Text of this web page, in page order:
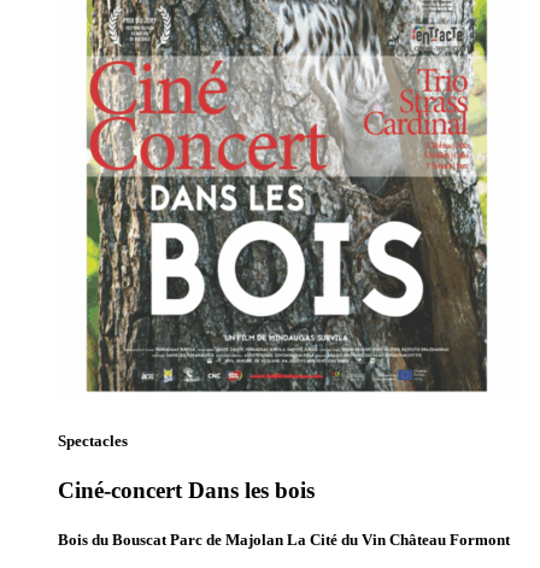
Spectacles
Ciné-concert Dans les bois
Bois du Bouscat Parc de Majolan La Cité du Vin Château Formont